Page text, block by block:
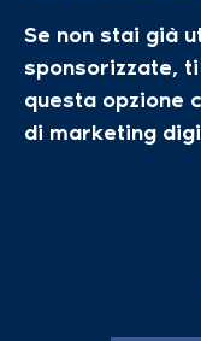
Se non stai già
sponsorizzate,
questa opzione
di marketing